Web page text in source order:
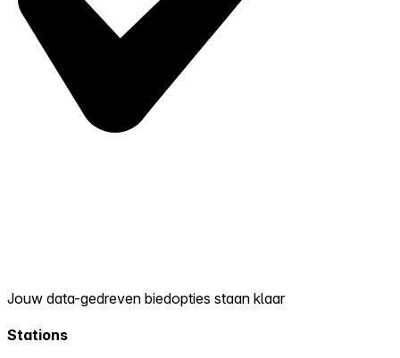
Jouw data-gedreven biedopties staan klaar
Stations